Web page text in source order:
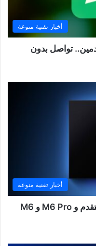
أخبار تقنية منوعة
تواصل بدون
أخبار تقنية منوعة
آبل تُغيّر خططها.. معالجات M7 تتقدم و M6 Pro و M6